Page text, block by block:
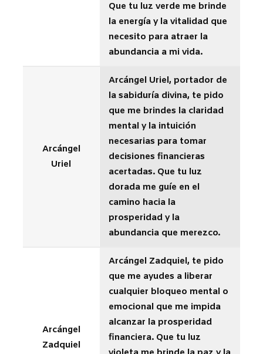
Que tu luz verde me brinde
la energía y la vitalidad que
necesito para atraer la
abundancia a mi vida.
Arcángel
Uriel
Arcángel Uriel, portador de
la sabiduría divina, te pido
que me brindes la claridad
mental y la intuición
necesarias para tomar
decisiones financieras
acertadas. Que tu luz
dorada me guíe en el
camino hacia la
prosperidad y la
abundancia que merezco.
Arcángel
Zadquiel
Arcángel Zadquiel, te pido
que me ayudes a liberar
cualquier bloqueo mental o
emocional que me impida
alcanzar la prosperidad
financiera. Que tu luz